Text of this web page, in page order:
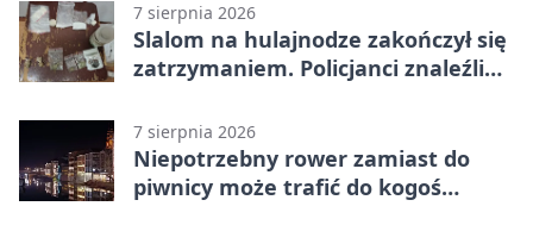
7 sierpnia 2026
Slalom na hulajnodze zakończył się
zatrzymaniem. Policjanci znaleźli
7 sierpnia 2026
Niepotrzebny rower zamiast do
piwnicy może trafić do kogoś